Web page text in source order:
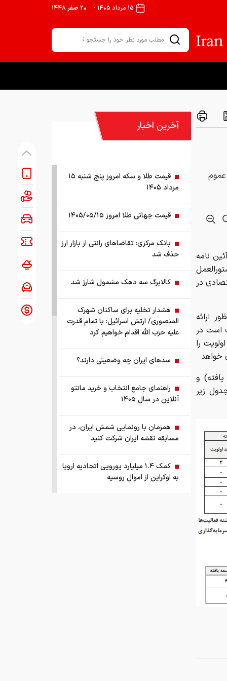
۱۵ مرداد ۱۴۰۵ - ۲۰ صفر ۱۴۴۸
نامه
در
ارائه
است در
را
خواهد
و
زیر
آخرین اخبار
قیمت طلا و سکه امروز پنج شنبه ۱۵
مرداد ۱۴۰۵
قیمت جهانی طلا امروز ۱۴۰۵/۰۵/۱۵
بانک مرکزی: تقاضا‌های رانتی از بازار ارز
حذف شد
کالابرگ سه دهک مشمول شارژ شد
هشدار تخلیه برای ساکنان شهرک
المنصوری/ ارتش اسرائیل: با تمام قدرت
علیه حزب الله اقدام خواهیم کرد
سد‌های ایران چه وضعیتی دارند؟
راهنمای جامع انتخاب و خرید مانتو
آنلاین در سال ۱۴۰۵
همزمان با رونمایی شمش ایران، در
مسابقه نقشه ایران شرکت کنید
کمک ۱.۴ میلیارد یورویی اتحادیه اروپا
به اوکراین از اموال روسیه